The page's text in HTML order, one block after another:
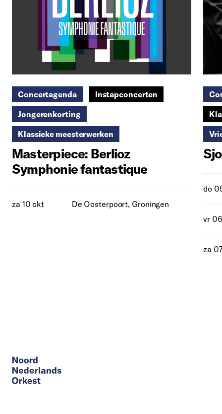
Concertagenda
Instapconcerten
Jongerenkorting
Klassieke meesterwerken
Masterpiece: Berlioz
Symphonie fantastique
za 10 okt De Oosterpoort, Groningen
do
vr
za